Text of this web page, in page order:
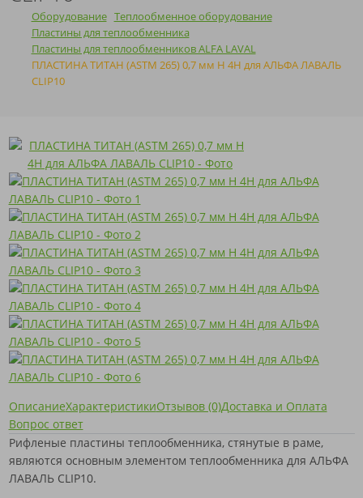
Оборудование Теплообменное оборудование
Пластины для теплообменника
Пластины для теплообменников ALFA LAVAL
ПЛАСТИНА ТИТАН (ASTM 265) 0,7 мм H 4H для АЛЬФА ЛАВАЛЬ
CLIP10
ОписаниеХарактеристикиОтзывов (0)Доставка и Оплата
Вопрос ответ
Рифленые пластины теплообменника, стянутые в раме,
являются основным элементом теплообменника для АЛЬФА
ЛАВАЛЬ CLIP10.